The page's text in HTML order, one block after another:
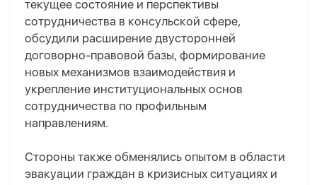
текущее состояние и перспективы
сотрудничества в консульской сфере,
обсудили расширение двусторонней
договорно-правовой базы, формирование
новых механизмов взаимодействия и
укрепление институциональных основ
сотрудничества по профильным
направлениям.
Стороны также обменялись опытом в области
эвакуации граждан в кризисных ситуациях и